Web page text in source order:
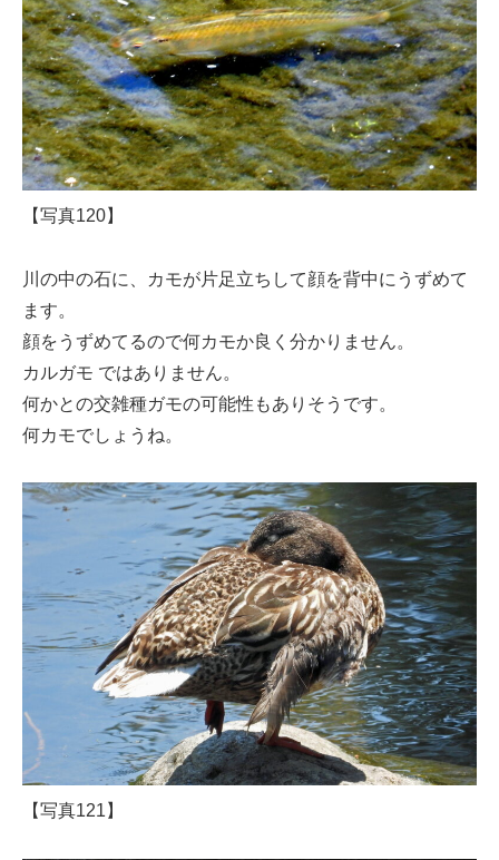
【写真120】
川の中の石に、カモが片足立ちして顔を背中にうずめて
ます。
顔をうずめてるので何カモか良く分かりません。
カルガモ ではありません。
何かとの交雑種ガモの可能性もありそうです。
何カモでしょうね。
【写真121】